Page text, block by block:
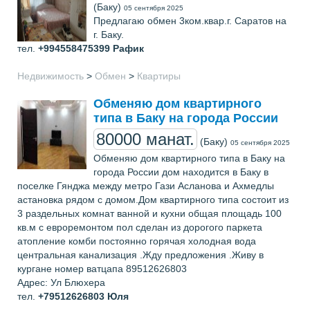
(Баку) 05 сентября 2025
Предлагаю обмен 3ком.квар.г. Саратов на
г. Баку.
тел. +994558475399 Рафик
Недвижимость > Обмен > Квартиры
Обменяю дом квартирного
типа в Баку на города России
80000 манат. (Баку) 05 сентября 2025
Обменяю дом квартирного типа в Баку на
города России дом находится в Баку в
поселке Гянджа между метро Гази Асланова и Ахмедлы
астановка рядом с домом.Дом квартирного типа состоит из
3 раздельных комнат ванной и кухни общая площадь 100
кв.м с евроремонтом пол сделан из дорогого паркета
атопление комби постоянно горячая холодная вода
центральная канализация .Жду предложения .Живу в
кургане номер ватцапа 89512626803
Адрес: Ул Блюхера
тел. +79512626803 Юля